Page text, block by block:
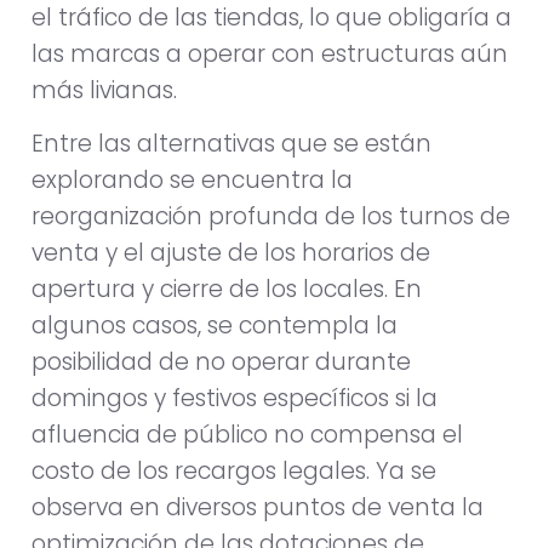
el tráfico de las tiendas, lo que obligaría a
las marcas a operar con estructuras aún
más livianas.
Entre las alternativas que se están
explorando se encuentra la
reorganización profunda de los turnos de
venta y el ajuste de los horarios de
apertura y cierre de los locales. En
algunos casos, se contempla la
posibilidad de no operar durante
domingos y festivos específicos si la
afluencia de público no compensa el
costo de los recargos legales. Ya se
observa en diversos puntos de venta la